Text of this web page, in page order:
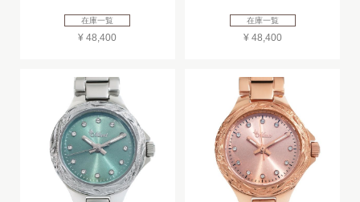
在庫一覧
¥ 48,400
在庫一覧
¥ 48,400